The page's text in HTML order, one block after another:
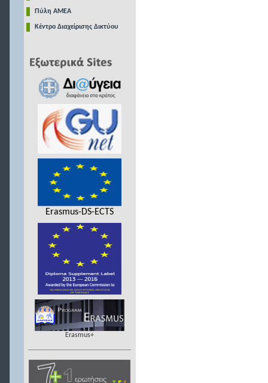
Πύλη ΑΜΕΑ
Κέντρο Διαχείρισης Δικτύου
Erasmus-DS-ECTS
Erasmus+